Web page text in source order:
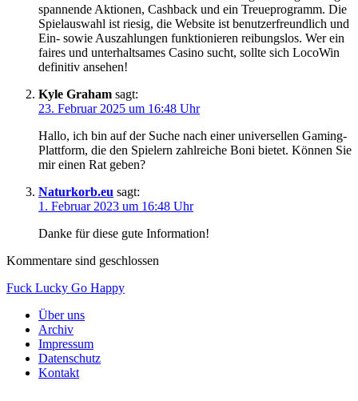
spannende Aktionen, Cashback und ein Treueprogramm. Die
Spielauswahl ist riesig, die Website ist benutzerfreundlich und
Ein- sowie Auszahlungen funktionieren reibungslos. Wer ein
faires und unterhaltsames Casino sucht, sollte sich LocoWin
definitiv ansehen!
Kyle Graham sagt:
23. Februar 2025 um 16:48 Uhr
Hallo, ich bin auf der Suche nach einer universellen Gaming-
Plattform, die den Spielern zahlreiche Boni bietet. Können Sie
mir einen Rat geben?
Naturkorb.eu sagt:
1. Februar 2023 um 16:48 Uhr
Danke für diese gute Information!
Kommentare sind geschlossen
Fuck Lucky Go Happy
Über uns
Archiv
Impressum
Datenschutz
Kontakt